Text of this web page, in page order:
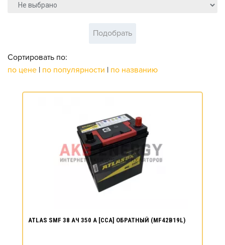
Подобрать
Сортировать по:
по цене | по популярности | по названию
ATLAS SMF 38 АЧ 350 А [CCA] ОБРАТНЫЙ (MF42B19L)